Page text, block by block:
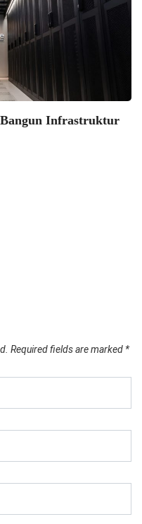
Infrastruktur
Required fields are marked *